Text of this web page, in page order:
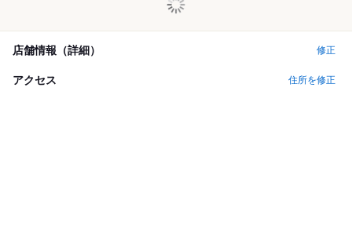
店舗情報（詳細） 修正
アクセス 住所を修正